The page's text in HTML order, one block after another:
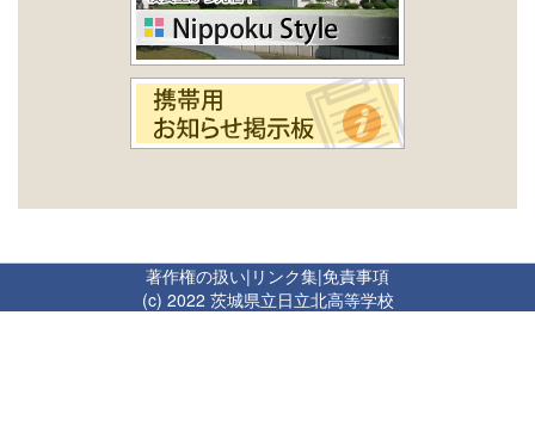
著作権の扱い| リンク集|免責事項
(c) 2022 茨城県立日立北高等学校